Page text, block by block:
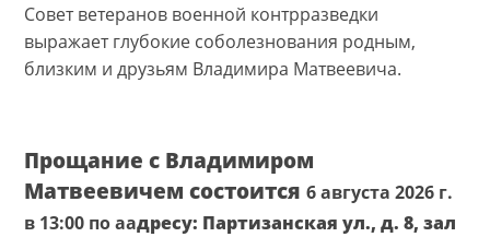
Совет ветеранов военной контрразведки
выражает глубокие соболезнования родным,
близким и друзьям Владимира Матвеевича.
Прощание с Владимиром
Матвеевичем состоится6 августа 2026 г.
в 13:00 по аадресу: Партизанская ул., д. 8, зал